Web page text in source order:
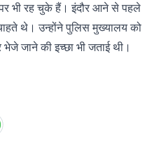
भी रह चुके हैं। इंदौर आने से पहले
थे। उन्होंने पुलिस मुख्यालय को
जाने की इच्छा भी जताई थी।